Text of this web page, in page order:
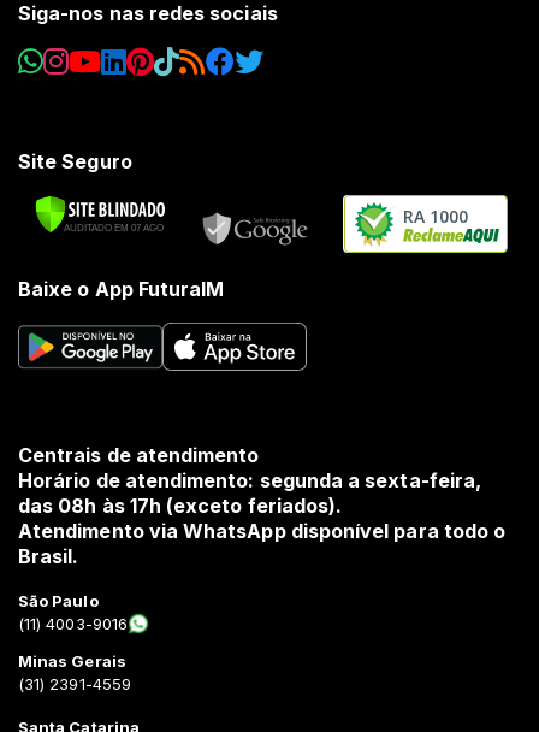
Siga-nos nas redes sociais
Site Seguro
RA 1000
Baixe o App FuturaIM
Centrais de atendimento
Horário de atendimento: segunda a sexta-feira,
das 08h às 17h (exceto feriados).
Atendimento via WhatsApp disponível para todo o
Brasil.
São Paulo
(11) 4003-9016
Minas Gerais
(31) 2391-4559
Santa Catarina